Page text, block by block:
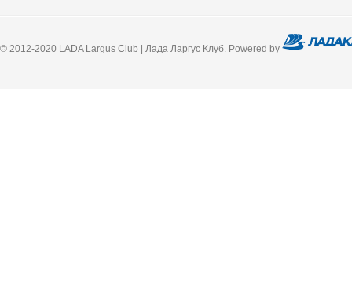
© 2012-2020 LADA Largus Club | Лада Ларгус Клуб. Powered by